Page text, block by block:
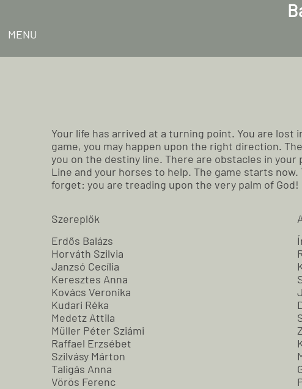
MENU
Your life has arrived at a turning point. You are lost
game, you may happen upon the right direction.
you on the destiny line. There are obstacles in
Line and your horses to help. The game starts
forget: you are treading upon the very palm of God!
Szereplők
Erdős Balázs
Horváth Szilvia
Janzsó Cecília
Keresztes Anna
Kovács Veronika
Kudari Réka
Medetz Attila
Müller Péter Sziámi
Raffael Erzsébet
Szilvásy Márton
Taligás Anna
Vörös Ferenc